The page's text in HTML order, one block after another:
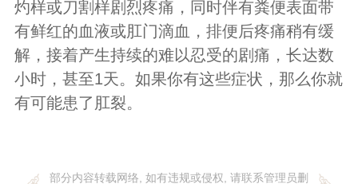
灼样或刀割样剧烈疼痛，同时伴有粪便表面带
有鲜红的血液或肛门滴血，排便后疼痛稍有缓
解，接着产生持续的难以忍受的剧痛，长达数
小时，甚至1天。如果你有这些症状，那么你就
有可能患了肛裂。
部分内容转载网络, 如有违规或侵权, 请联系管理员删